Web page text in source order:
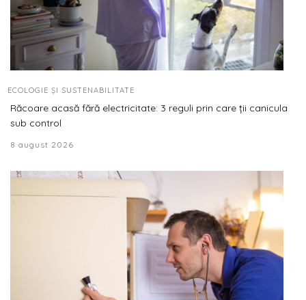
ECOLOGIE ȘI SUSTENABILITATE
Răcoare acasă fără electricitate: 3 reguli prin care ții canicula
sub control
8 august 2026